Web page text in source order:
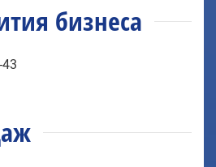
бизнеса